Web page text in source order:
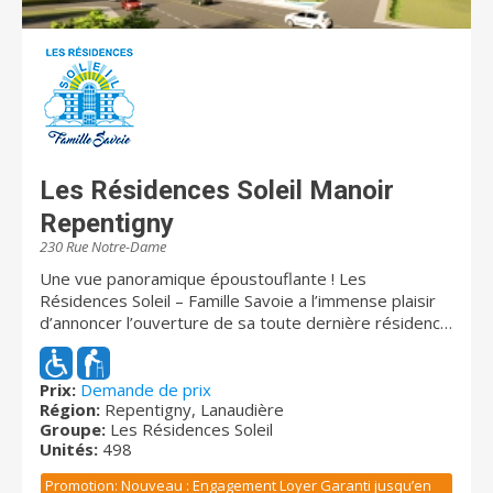
Les Résidences Soleil Manoir
Repentigny
230 Rue Notre-Dame
Une vue panoramique époustouflante ! Les
Résidences Soleil – Famille Savoie a l’immense plaisir
d’annoncer l’ouverture de sa toute dernière résidence.
Offrez-vous le plus beau panorama des environs, avec
une vue époustouflante sur le fleuve Saint-Laurent,
l’île de Montréal, la Montérégie et la grande région de
Repentigny. Cette résidence offrira aux futurs
résidents des espaces de vie adaptés et évolutifs
empreints de valeurs chères à la famille. De plus, les
appartements 1½ à 5 ½ sont pensés pour répondre
Prix: Demande de prix
Région: Repentigny, Lanaudière
Groupe: Les Résidences Soleil
Unités: 498
Promotion: Nouveau : Engagement Loyer Garanti jusqu’en